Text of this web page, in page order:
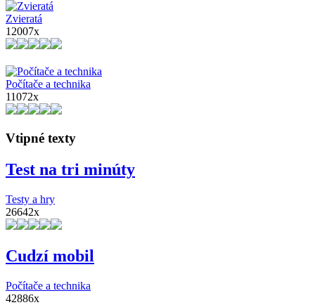
Zvieratá
12007x
Počítače a technika
11072x
Vtipné texty
Test na tri minúty
Testy a hry
26642x
Cudzí mobil
Počítače a technika
42886x